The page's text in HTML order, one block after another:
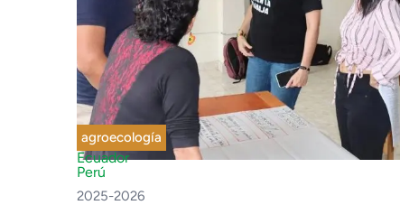
agroecología
Ecuador
Perú
2025-2026